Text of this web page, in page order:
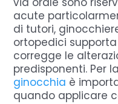
acute
di tutori,
ortopedici
corregge le
predisponenti. Per
ginocchia è
quando applicare